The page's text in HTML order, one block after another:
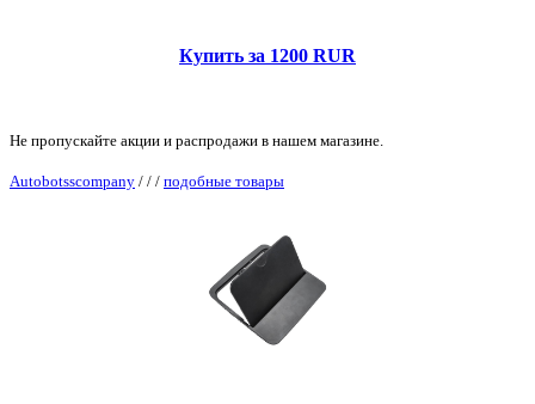
Купить за 1200 RUR
Не пропускайте акции и распродажи в нашем магазине.
Autobotsscompany / / / подобные товары